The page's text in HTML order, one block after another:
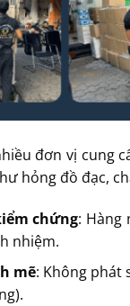
đơn vị cung
hỏng đồ đạc,
chứng: Hàng
nhiệm.
mẽ: Không phát